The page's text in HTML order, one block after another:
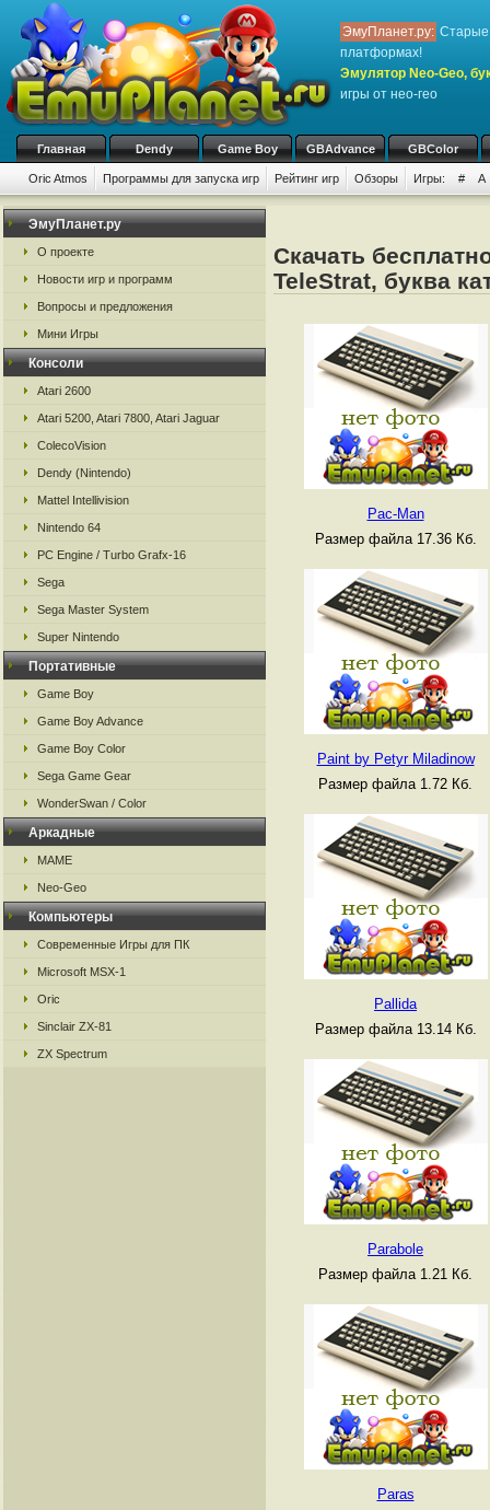
ЭмуПланет.ру: Старые
платформах!
Эмулятор Neo-Geo,
игры от нео-гео
Главная Dendy Game Boy GBAdvance GBColor
Oric Atmos Программы для запуска игр Рейтинг игр Обзоры Игры: # A
ЭмуПланет.ру
О проекте
Новости игр и программ
Вопросы и предложения
Мини Игры
Консоли
Atari 2600
Atari 5200, Atari 7800, Atari Jaguar
ColecoVision
Dendy (Nintendo)
Mattel Intellivision
Nintendo 64
PC Engine / Turbo Grafx-16
Sega
Sega Master System
Super Nintendo
Портативные
Game Boy
Game Boy Advance
Game Boy Color
Sega Game Gear
WonderSwan / Color
Аркадные
MAME
Neo-Geo
Компьютеры
Современные Игры для ПК
Microsoft MSX-1
Oric
Sinclair ZX-81
ZX Spectrum
Скачать
TeleStrat, буква
Pac-Man
Размер файла 17.36 Кб.
Paint by Petyr Miladinow
Размер файла 1.72 Кб.
Pallida
Размер файла 13.14 Кб.
Parabole
Размер файла 1.21 Кб.
Paras